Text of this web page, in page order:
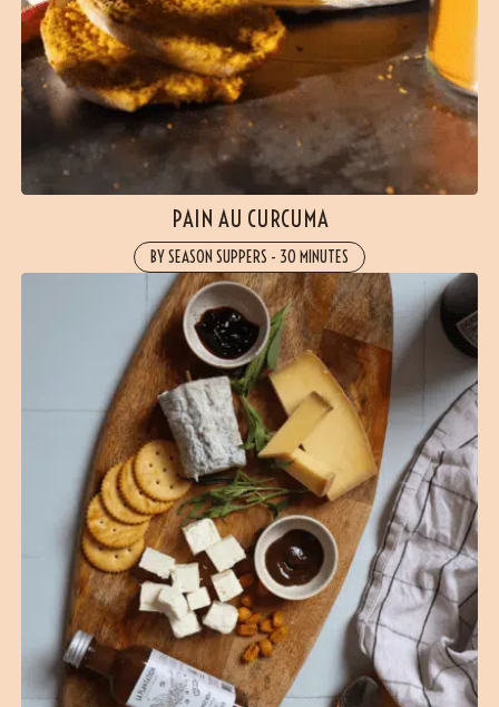
PAIN AU CURCUMA
BY SEASON SUPPERS - 30 MINUTES